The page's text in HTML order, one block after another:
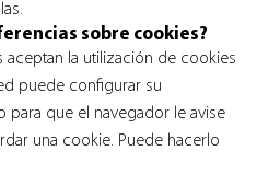
sobre cookies?
aceptan la utilización de cookies
puede configurar su
para que el navegador le avise
una cookie. Puede hacerlo